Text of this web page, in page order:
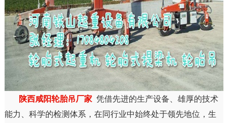
陕西咸阳轮胎吊厂家 凭借先进的生产设备、雄厚的技术
能力、科学的检测体系，在同行业中始终处于领先地位，生